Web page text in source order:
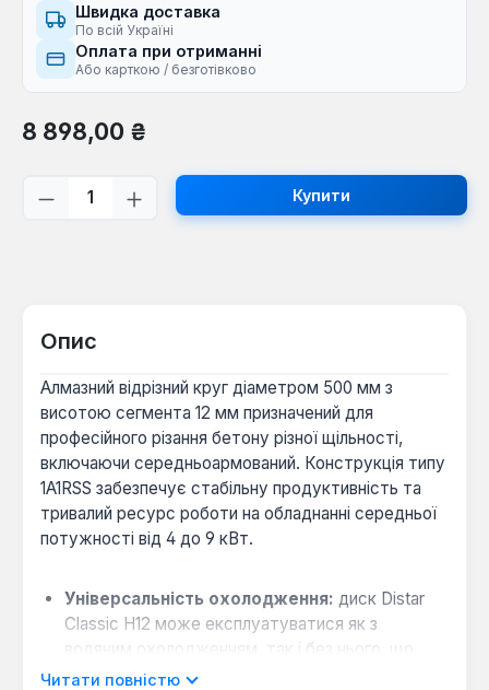
Швидка доставка
По всій Україні
Оплата при отриманні
Або карткою / безготівково
Звичайна ціна:
8 898,00 ₴
Кількість товару: Введіть потрібну
Купити
Опис
Алмазний відрізний круг діаметром 500 мм з
висотою сегмента 12 мм призначений для
професійного різання бетону різної щільності,
включаючи середньоармований. Конструкція типу
1A1RSS забезпечує стабільну продуктивність та
тривалий ресурс роботи на обладнанні середньої
потужності від 4 до 9 кВт.
Універсальність охолодження: диск Distar
Classic H12 може експлуатуватися як з
водяним охолодженням, так і без нього, що
розширює сферу його застосування.
Читати повністю